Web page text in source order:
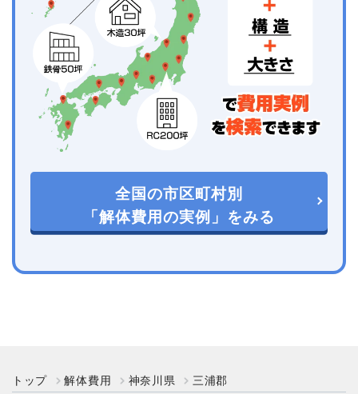
全国の市区町村別
「解体費用の実例」をみる
トップ 解体費用 神奈川県 三浦郡